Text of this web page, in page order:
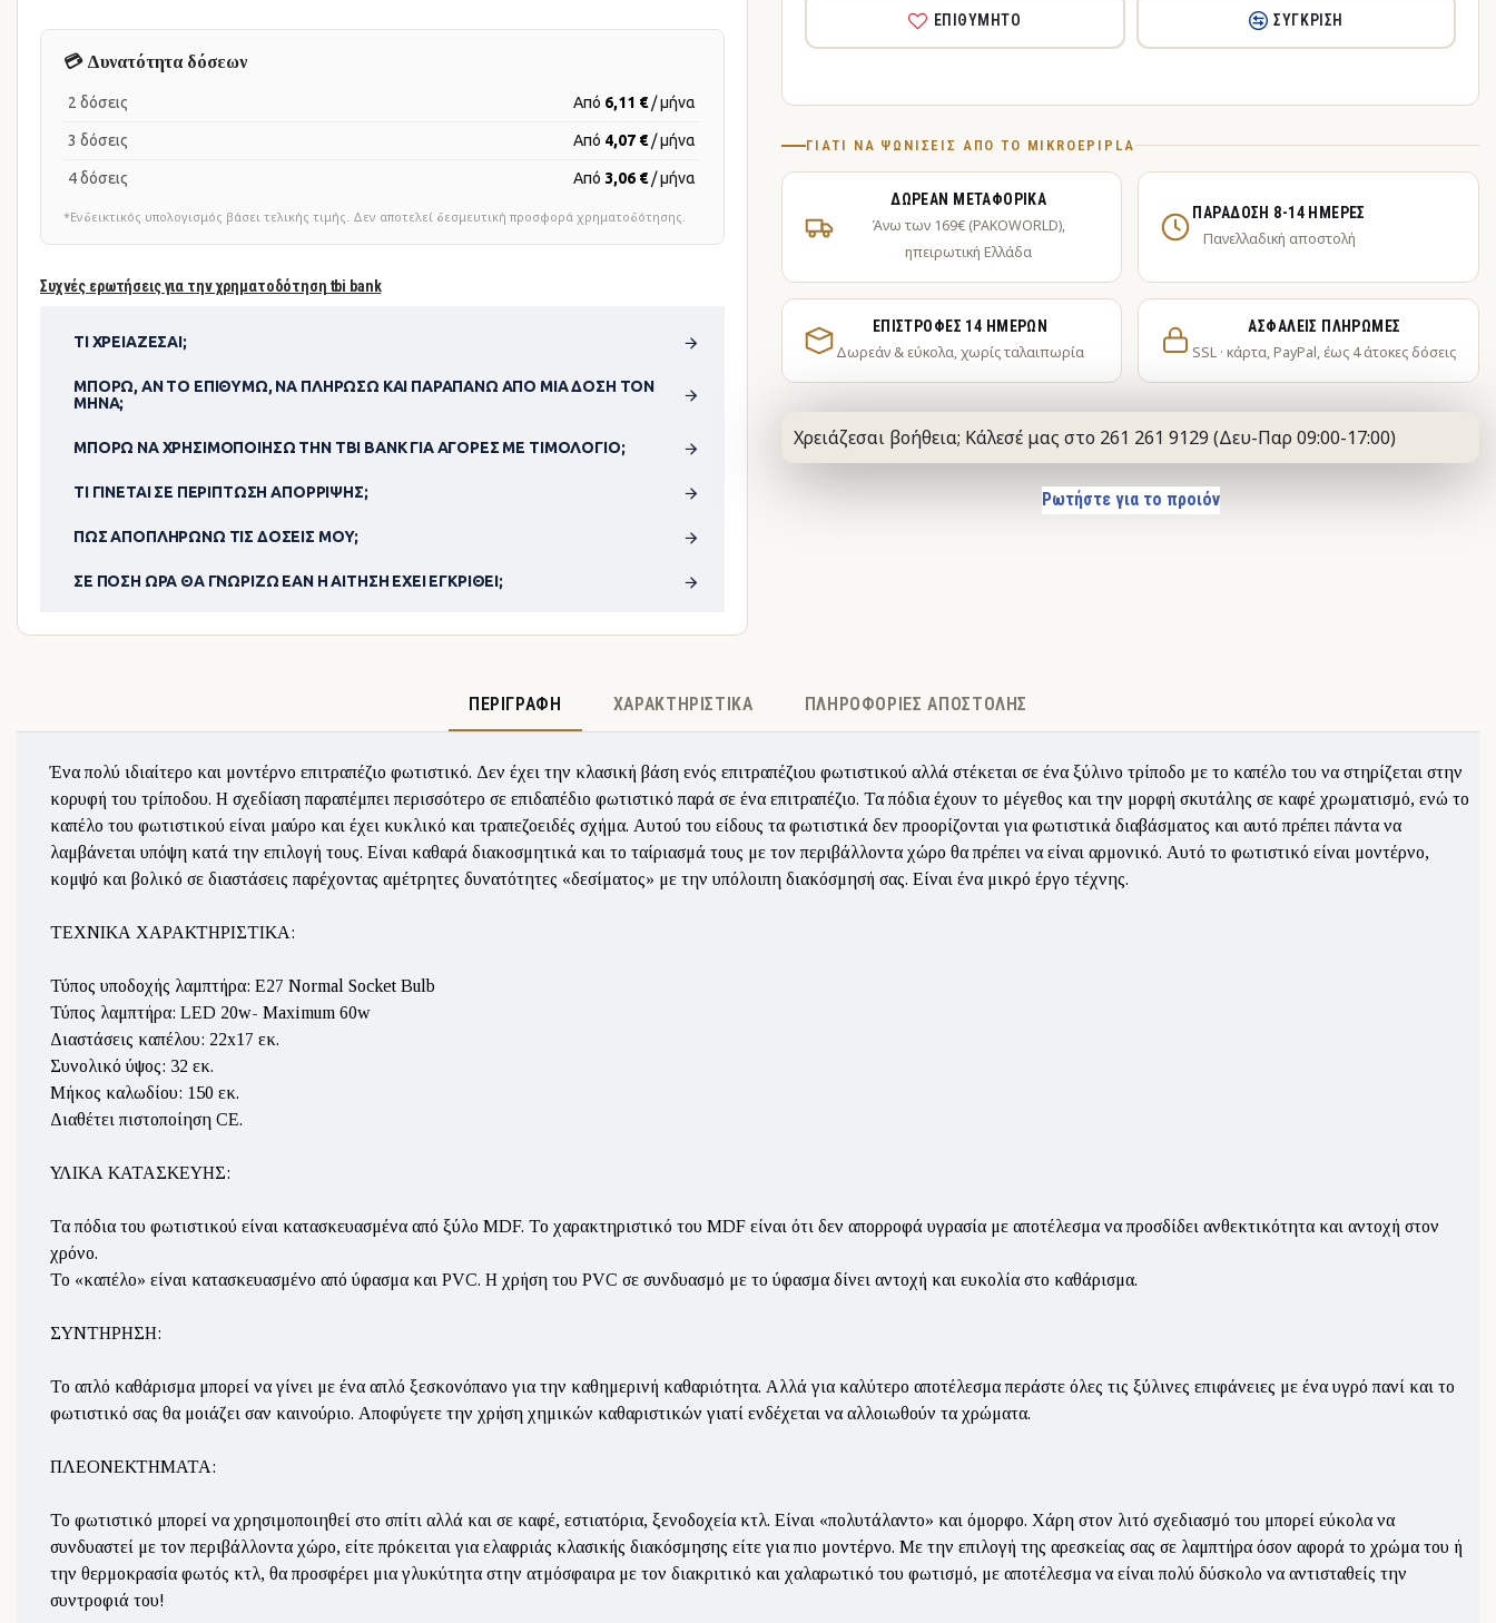
Συχνές ερωτήσεις για την χρηματοδότηση tbi bank
ΤΙ ΧΡΕΙΆΖΕΣΑΙ;
ΜΠΟΡΏ, ΑΝ ΤΟ ΕΠΙΘΥΜΏ, ΝΑ ΠΛΗΡΏΣΩ ΚΑΙ ΠΑΡΑΠΆΝΩ ΑΠΌ ΜΊΑ ΔΌΣΗ ΤΟΝ
ΜΉΝΑ;
ΜΠΟΡΏ ΝΑ ΧΡΗΣΙΜΟΠΟΊΗΣΩ ΤΗΝ TBI BANK ΓΙΑ ΑΓΟΡΈΣ ΜΕ ΤΙΜΟΛΌΓΙΟ;
ΤΙ ΓΊΝΕΤΑΙ ΣΕ ΠΕΡΊΠΤΩΣΗ ΑΠΌΡΡΙΨΗΣ;
ΠΏΣ ΑΠΟΠΛΗΡΏΝΩ ΤΙΣ ΔΌΣΕΙΣ ΜΟΥ;
ΣΕ ΠΌΣΗ ΏΡΑ ΘΑ ΓΝΩΡΊΖΩ ΕΆΝ Η ΑΊΤΗΣΗ ΈΧΕΙ ΕΓΚΡΙΘΕΊ;
💳 Δυνατότητα δόσεων
2 δόσεις Από 6,11 € / μήνα
3 δόσεις Από 4,07 € / μήνα
4 δόσεις Από 3,06 € / μήνα
*Ενδεικτικός υπολογισμός βάσει τελικής τιμής. Δεν αποτελεί δεσμευτική προσφορά χρηματοδότησης.
ΕΠΙΘΥΜΗΤΌ ΣΎΓΚΡΙΣΗ
ΓΙΑΤΊ ΝΑ ΨΩΝΊΣΕΙΣ ΑΠΌ ΤΟ MIKROEPIPLA
ΔΩΡΕΆΝ ΜΕΤΑΦΟΡΙΚΆ
Άνω των 169€ (PAKOWORLD),
ηπειρωτική Ελλάδα
ΠΑΡΆΔΟΣΗ 8-14 ΗΜΈΡΕΣ
Πανελλαδική αποστολή
ΕΠΙΣΤΡΟΦΈΣ 14 ΗΜΕΡΏΝ
Δωρεάν & εύκολα, χωρίς ταλαιπωρία
ΑΣΦΑΛΕΊΣ ΠΛΗΡΩΜΈΣ
SSL · κάρτα, PayPal, έως 4 άτοκες δόσεις
Χρειάζεσαι βοήθεια; Κάλεσέ μας στο 261 261 9129 (Δευ-Παρ 09:00-17:00)
Ρωτήστε για το προιόν
ΠΕΡΙΓΡΑΦΉ ΧΑΡΑΚΤΗΡΙΣΤΙΚΆ ΠΛΗΡΟΦΟΡΊΕΣ ΑΠΟΣΤΟΛΉΣ
Ένα πολύ ιδιαίτερο και μοντέρνο επιτραπέζιο φωτιστικό. Δεν έχει την κλασική βάση ενός επιτραπέζιου φωτιστικού αλλά στέκεται σε ένα ξύλινο τρίποδο με το καπέλο του να στηρίζεται στην
κορυφή του τρίποδου. Η σχεδίαση παραπέμπει περισσότερο σε επιδαπέδιο φωτιστικό παρά σε ένα επιτραπέζιο. Τα πόδια έχουν το μέγεθος και την μορφή σκυτάλης σε καφέ χρωματισμό, ενώ το
καπέλο του φωτιστικού είναι μαύρο και έχει κυκλικό και τραπεζοειδές σχήμα. Αυτού του είδους τα φωτιστικά δεν προορίζονται για φωτιστικά διαβάσματος και αυτό πρέπει πάντα να
λαμβάνεται υπόψη κατά την επιλογή τους. Είναι καθαρά διακοσμητικά και το ταίριασμά τους με τον περιβάλλοντα χώρο θα πρέπει να είναι αρμονικό. Αυτό το φωτιστικό είναι μοντέρνο,
κομψό και βολικό σε διαστάσεις παρέχοντας αμέτρητες δυνατότητες «δεσίματος» με την υπόλοιπη διακόσμησή σας. Είναι ένα μικρό έργο τέχνης.
ΤΕΧΝΙΚΑ ΧΑΡΑΚΤΗΡΙΣΤΙΚΑ:
Τύπος υποδοχής λαμπτήρα: Ε27 Normal Socket Bulb
Τύπος λαμπτήρα: LED 20w- Maximum 60w
Διαστάσεις καπέλου: 22x17 εκ.
Συνολικό ύψος: 32 εκ.
Μήκος καλωδίου: 150 εκ.
Διαθέτει πιστοποίηση CE.
ΥΛΙΚΑ ΚΑΤΑΣΚΕΥΗΣ:
Τα πόδια του φωτιστικού είναι κατασκευασμένα από ξύλο MDF. Το χαρακτηριστικό του MDF είναι ότι δεν απορροφά υγρασία με αποτέλεσμα να προσδίδει ανθεκτικότητα και αντοχή στον
χρόνο.
Το «καπέλο» είναι κατασκευασμένο από ύφασμα και PVC. Η χρήση του PVC σε συνδυασμό με το ύφασμα δίνει αντοχή και ευκολία στο καθάρισμα.
ΣΥΝΤΗΡΗΣΗ:
Το απλό καθάρισμα μπορεί να γίνει με ένα απλό ξεσκονόπανο για την καθημερινή καθαριότητα. Αλλά για καλύτερο αποτέλεσμα περάστε όλες τις ξύλινες επιφάνειες με ένα υγρό πανί και το
φωτιστικό σας θα μοιάζει σαν καινούριο. Αποφύγετε την χρήση χημικών καθαριστικών γιατί ενδέχεται να αλλοιωθούν τα χρώματα.
ΠΛΕΟΝΕΚΤΗΜΑΤΑ:
Το φωτιστικό μπορεί να χρησιμοποιηθεί στο σπίτι αλλά και σε καφέ, εστιατόρια, ξενοδοχεία κτλ. Είναι «πολυτάλαντο» και όμορφο. Χάρη στον λιτό σχεδιασμό του μπορεί εύκολα να
συνδυαστεί με τον περιβάλλοντα χώρο, είτε πρόκειται για ελαφριάς κλασικής διακόσμησης είτε για πιο μοντέρνο. Με την επιλογή της αρεσκείας σας σε λαμπτήρα όσον αφορά το χρώμα του ή
την θερμοκρασία φωτός κτλ, θα προσφέρει μια γλυκύτητα στην ατμόσφαιρα με τον διακριτικό και χαλαρωτικό του φωτισμό, με αποτέλεσμα να είναι πολύ δύσκολο να αντισταθείς την
συντροφιά του!